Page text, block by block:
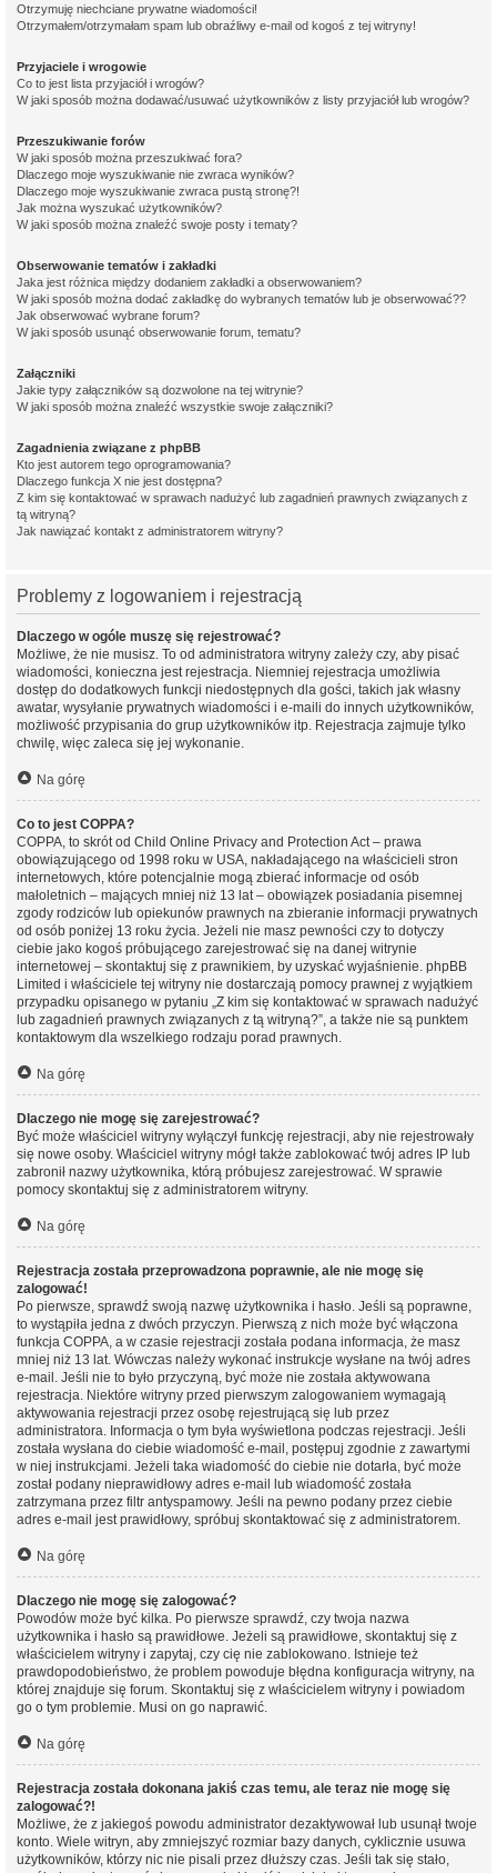
Otrzymuję niechciane prywatne wiadomości!
Otrzymałem/otrzymałam spam lub obraźliwy e-mail od kogoś z tej witryny!
Przyjaciele i wrogowie
Co to jest lista przyjaciół i wrogów?
W jaki sposób można dodawać/usuwać użytkowników z listy przyjaciół lub wrogów?
Przeszukiwanie forów
W jaki sposób można przeszukiwać fora?
Dlaczego moje wyszukiwanie nie zwraca wyników?
Dlaczego moje wyszukiwanie zwraca pustą stronę?!
Jak można wyszukać użytkowników?
W jaki sposób można znaleźć swoje posty i tematy?
Obserwowanie tematów i zakładki
Jaka jest różnica między dodaniem zakładki a obserwowaniem?
W jaki sposób można dodać zakładkę do wybranych tematów lub je obserwować??
Jak obserwować wybrane forum?
W jaki sposób usunąć obserwowanie forum, tematu?
Załączniki
Jakie typy załączników są dozwolone na tej witrynie?
W jaki sposób można znaleźć wszystkie swoje załączniki?
Zagadnienia związane z phpBB
Kto jest autorem tego oprogramowania?
Dlaczego funkcja X nie jest dostępna?
Z kim się kontaktować w sprawach nadużyć lub zagadnień prawnych związanych z
tą witryną?
Jak nawiązać kontakt z administratorem witryny?
Problemy z logowaniem i rejestracją
Dlaczego w ogóle muszę się rejestrować?
Możliwe, że nie musisz. To od administratora witryny zależy czy, aby pisać
wiadomości, konieczna jest rejestracja. Niemniej rejestracja umożliwia
dostęp do dodatkowych funkcji niedostępnych dla gości, takich jak własny
awatar, wysyłanie prywatnych wiadomości i e-maili do innych użytkowników,
możliwość przypisania do grup użytkowników itp. Rejestracja zajmuje tylko
chwilę, więc zaleca się jej wykonanie.
Na górę
Co to jest COPPA?
COPPA, to skrót od Child Online Privacy and Protection Act – prawa
obowiązującego od 1998 roku w USA, nakładającego na właścicieli stron
internetowych, które potencjalnie mogą zbierać informacje od osób
małoletnich – mających mniej niż 13 lat – obowiązek posiadania pisemnej
zgody rodziców lub opiekunów prawnych na zbieranie informacji prywatnych
od osób poniżej 13 roku życia. Jeżeli nie masz pewności czy to dotyczy
ciebie jako kogoś próbującego zarejestrować się na danej witrynie
internetowej – skontaktuj się z prawnikiem, by uzyskać wyjaśnienie. phpBB
Limited i właściciele tej witryny nie dostarczają pomocy prawnej z wyjątkiem
przypadku opisanego w pytaniu „Z kim się kontaktować w sprawach nadużyć
lub zagadnień prawnych związanych z tą witryną?”, a także nie są punktem
kontaktowym dla wszelkiego rodzaju porad prawnych.
Na górę
Dlaczego nie mogę się zarejestrować?
Być może właściciel witryny wyłączył funkcję rejestracji, aby nie rejestrowały
się nowe osoby. Właściciel witryny mógł także zablokować twój adres IP lub
zabronił nazwy użytkownika, którą próbujesz zarejestrować. W sprawie
pomocy skontaktuj się z administratorem witryny.
Na górę
Rejestracja została przeprowadzona poprawnie, ale nie mogę się
zalogować!
Po pierwsze, sprawdź swoją nazwę użytkownika i hasło. Jeśli są poprawne,
to wystąpiła jedna z dwóch przyczyn. Pierwszą z nich może być włączona
funkcja COPPA, a w czasie rejestracji została podana informacja, że masz
mniej niż 13 lat. Wówczas należy wykonać instrukcje wysłane na twój adres
e-mail. Jeśli nie to było przyczyną, być może nie została aktywowana
rejestracja. Niektóre witryny przed pierwszym zalogowaniem wymagają
aktywowania rejestracji przez osobę rejestrującą się lub przez
administratora. Informacja o tym była wyświetlona podczas rejestracji. Jeśli
została wysłana do ciebie wiadomość e-mail, postępuj zgodnie z zawartymi
w niej instrukcjami. Jeżeli taka wiadomość do ciebie nie dotarła, być może
został podany nieprawidłowy adres e-mail lub wiadomość została
zatrzymana przez filtr antyspamowy. Jeśli na pewno podany przez ciebie
adres e-mail jest prawidłowy, spróbuj skontaktować się z administratorem.
Na górę
Dlaczego nie mogę się zalogować?
Powodów może być kilka. Po pierwsze sprawdź, czy twoja nazwa
użytkownika i hasło są prawidłowe. Jeżeli są prawidłowe, skontaktuj się z
właścicielem witryny i zapytaj, czy cię nie zablokowano. Istnieje też
prawdopodobieństwo, że problem powoduje błędna konfiguracja witryny, na
której znajduje się forum. Skontaktuj się z właścicielem witryny i powiadom
go o tym problemie. Musi on go naprawić.
Na górę
Rejestracja została dokonana jakiś czas temu, ale teraz nie mogę się
zalogować?!
Możliwe, że z jakiegoś powodu administrator dezaktywował lub usunął twoje
konto. Wiele witryn, aby zmniejszyć rozmiar bazy danych, cyklicznie usuwa
użytkowników, którzy nic nie pisali przez dłuższy czas. Jeśli tak się stało,